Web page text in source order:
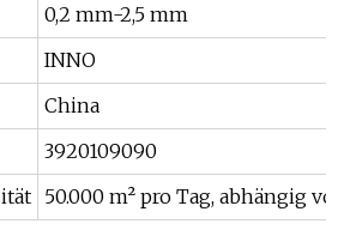
0,2 mm-2,5 mm
INNO
China
3920109090
50.000 m² pro Tag, abhängig